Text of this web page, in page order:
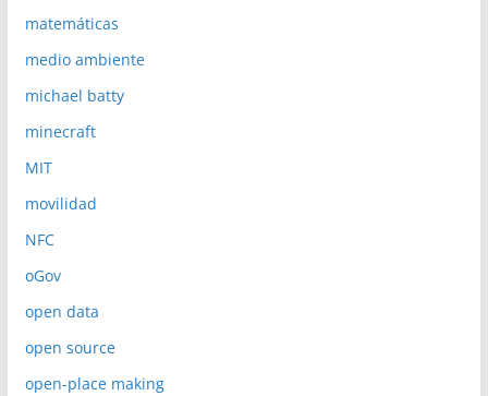
matemáticas
medio ambiente
michael batty
minecraft
MIT
movilidad
NFC
oGov
open data
open source
open-place making